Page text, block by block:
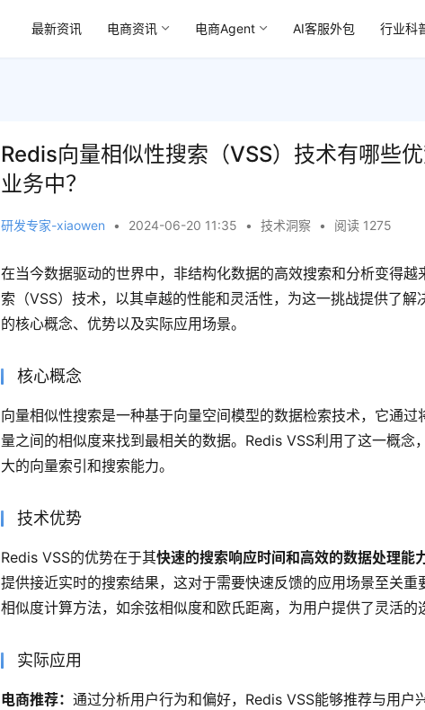
最新资讯 电商资讯 电商Agent AI客服外包 行业科
Redis向量相似性搜索（VSS）技术有哪些
业务中？
研发专家-xiaowen • 2024-06-20 11:35 • 技术洞察 • 阅读 1275
在当今数据驱动的世界中，非结构化数据的高效搜索和分析变得越
索（VSS）技术，以其卓越的性能和灵活性，为这一挑战提供了解
的核心概念、优势以及实际应用场景。
核心概念
向量相似性搜索是一种基于向量空间模型的数据检索技术，它通
量之间的相似度来找到最相关的数据。Redis VSS利用了这一概念
大的向量索引和搜索能力。
技术优势
Redis VSS的优势在于其快速的搜索响应时间和高效的数据处理能
提供接近实时的搜索结果，这对于需要快速反馈的应用场景至关重
相似度计算方法，如余弦相似度和欧氏距离，为用户提供了灵活的
实际应用
电商推荐：通过分析用户行为和偏好，Redis VSS能够推荐与用户